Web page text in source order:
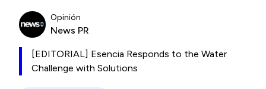
Opinión
News PR
[EDITORIAL] Esencia Responds to the Water
Challenge with Solutions